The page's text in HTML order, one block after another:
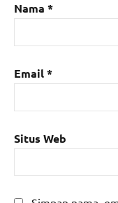
Nama *
Email*
Situs Web